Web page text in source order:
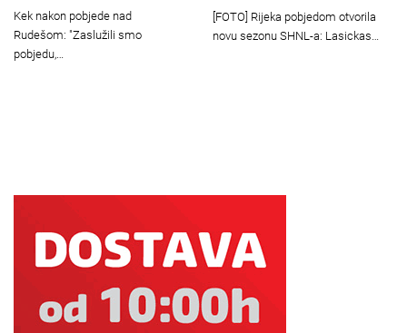
Kek nakon pobjede nad
Rudešom: "Zaslužili smo
pobjedu,…
[FOTO] Rijeka pobjedom otvorila
novu sezonu SHNL-a: Lasickas…